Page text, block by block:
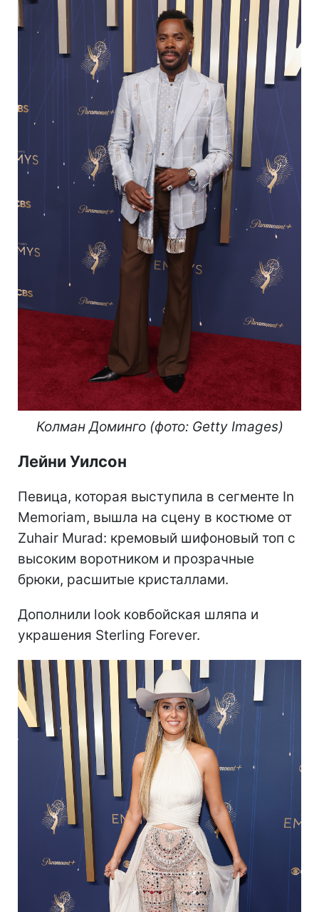
Колман Доминго (фото: Getty Images)
Лейни Уилсон
Певица, которая выступила в сегменте In
Memoriam, вышла на сцену в костюме от
Zuhair Murad: кремовый шифоновый топ с
высоким воротником и прозрачные
брюки, расшитые кристаллами.
Дополнили look ковбойская шляпа и
украшения Sterling Forever.